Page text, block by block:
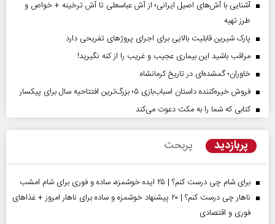
آشنایی با آش‌های اصیل ایرانی؛ از آش عباسعلی تا آش ترخینه + خواص و
طرز تهیه
پارک شیرین قابلیت‌ بالایی برای اجرای پروژهای تفریحی دارد
مراقب باشید این بیماری عجیب و غریب را از کنه نگیرید!
خاوران؛ گمشده‌ای در تاریخ کرمانشاه
فروش خیره‌کننده داستان اسباب‌بازی ۵؛ بزرگ‌ترین افتتاحیه سال برای پیکسار
کتابی که شما را به مکث دعوت می‌کند
پربازدید پربحث
برای شام چی درست کنم؟ | ۲۵ ایده خوشمزه، ساده و فوری برای شام امشب
ناهار چی درست کنم؟ | ۲۰ پیشنهاد خوشمزه و ساده برای ناهار امروز + غذاهای
فوری و اقتصادی